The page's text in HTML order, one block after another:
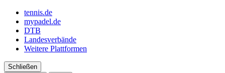
tennis.de
mypadel.de
DTB
Landesverbände
Weitere Plattformen
Schließen